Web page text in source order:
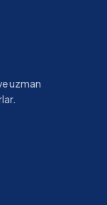
uzman